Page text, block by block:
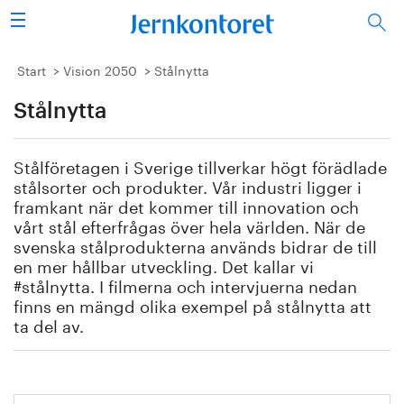
Sök
Stålindustrin
Vision 2050
Forskning/utbildning
Energi/miljö
Vi tycker
Publicerat
Bildbank
Start Vision 2050 Stålnytta
Stålnytta
Stålföretagen i Sverige tillverkar högt förädlade
stålsorter och produkter. Vår industri ligger i
framkant när det kommer till innovation och
vårt stål efterfrågas över hela världen. När de
svenska stålprodukterna används bidrar de till
en mer hållbar utveckling. Det kallar vi
#stålnytta. I filmerna och intervjuerna nedan
finns en mängd olika exempel på stålnytta att
ta del av.